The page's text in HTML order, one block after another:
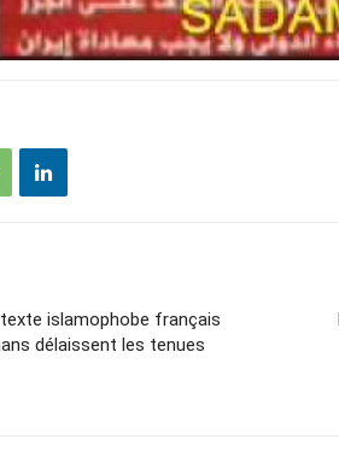
islamophobe français
délaissent les tenues